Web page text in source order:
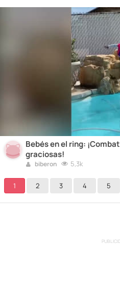
Bebés en el ring:
graciosas!
biberon 5,3k
1 2 3 4 5